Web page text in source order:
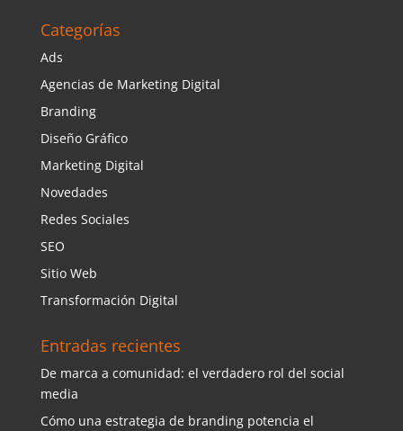
Categorías
Ads
Agencias de Marketing Digital
Branding
Diseño Gráfico
Marketing Digital
Novedades
Redes Sociales
SEO
Sitio Web
Transformación Digital
Entradas recientes
De marca a comunidad: el verdadero rol del social
media
Cómo una estrategia de branding potencia el